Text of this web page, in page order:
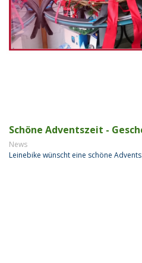
Schöne Adventszeit -
News
Leinebike wünscht eine schöne